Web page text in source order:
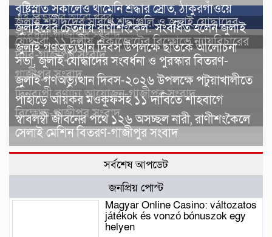
এই বিভাগের আরো খবর
বৃষ্টিস্নাত সকালেও থামেনি শ্রদ্ধার স্রোত, ঠাকুরগাঁওয়ে
জুলাই শহীদদের স্মরণে শ্রদ্ধাঞ্জলি ও জুলাই যোদ্ধাদের
সংবর্ধনা-গাজীপুর সংবাদ
জুলাইয়ের চেতনায় রাণীশংকৈল: সংবর্ধিত হলেন জুলাই
যোদ্ধারা, ১১ দলীয় ঐক্যজোটের বিক্ষোভে ন্যায়বিচারের
দাবি-গাজীপুর সংবাদ
জুলাই গণঅভ্যুত্থান দিবস উপলক্ষে ছাতকে আলোচনা
সভা, জুলাই যোদ্ধাদের সংবর্ধনা ও পুরস্কার বিতরণ-
গাজীপুর সংবাদ
জুলাই গণঅভ্যুত্থান দিবস-২০২৬ উপলক্ষে পটুয়াখালীতে
দিনব্যপী বর্ণাঢ্য আয়োজন-গাজীপুর সংবাদ
পাহাড়ে আয়কর মওকুফসহ ১১ দাবিতে শাহবাগে
বিক্ষোভ-গাজীপুর সংবাদ
স্বাবলম্বী জীবনের পথে ১২৬ অসচ্ছল নারী, রাণীশংকৈলে
সেলাই মেশিন বিতরণ-গাজীপুর সংবাদ
সর্বশেষ আপডেট
জনপ্রিয় পোস্ট
Magyar Online Casino: változatos
játékok és vonzó bónuszok egy
helyen